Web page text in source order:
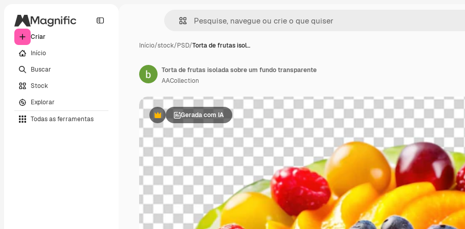
Criar
Início
Buscar
Stock
Explorar
Todas as ferramentas
Início/stock/PSD/Torta de frutas isol…
PremiumGerada com IA
Torta de frutas isolada sobre um fundo transparente
AACollection